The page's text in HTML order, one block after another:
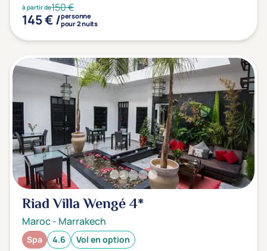
à partir de150 €
145 € /personne
pour 2 nuits
Riad Villa Wengé4*
Maroc- Marrakech
Spa 4.6 Vol en option